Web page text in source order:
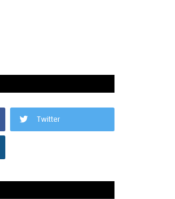
Twitter